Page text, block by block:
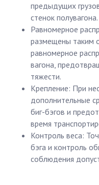
предыдущих
стенок полувагона.
Равномерное
размещены таким
равномерное
вагона,
тяжести.
Крепление: При
дополнительные
биг-бэгов и
время
Контроль веса:
бэга и контроль
соблюдения